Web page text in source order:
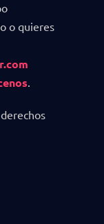
o quieres
.